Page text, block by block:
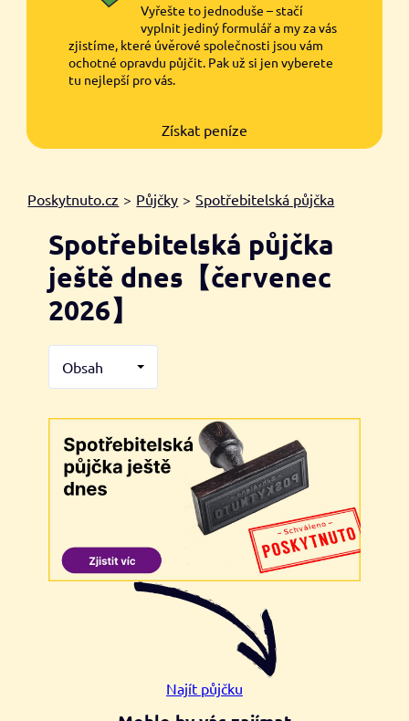
Vyřešte to jednoduše – stačí
vyplnit jediný formulář a my za vás
zjistíme, které úvěrové společnosti jsou vám
ochotné opravdu půjčit. Pak už si jen vyberete
tu nejlepší pro vás.
Získat peníze
Poskytnuto.cz > Půjčky > Spotřebitelská půjčka
Spotřebitelská půjčka
ještě dnes【červenec
2026】
Obsah
Najít půjčku